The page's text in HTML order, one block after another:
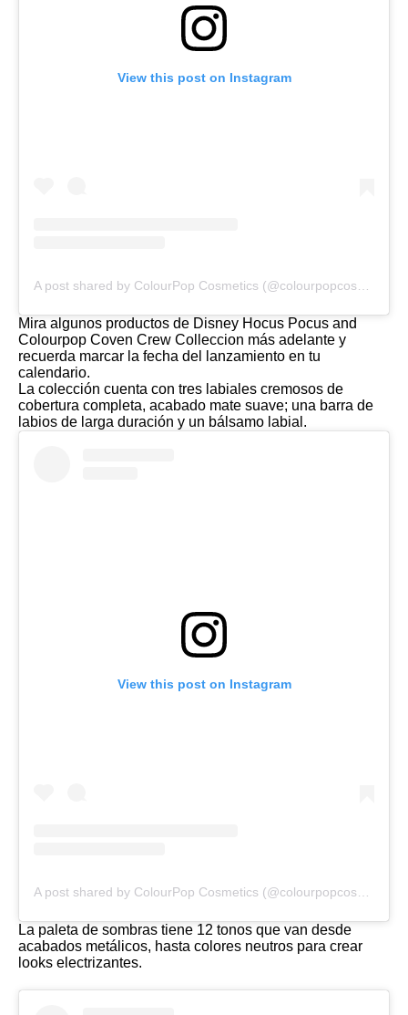
View this post on Instagram
Mira algunos productos de Disney Hocus Pocus and
Colourpop Coven Crew Colleccion más adelante y
recuerda marcar la fecha del lanzamiento en tu
calendario.
La colección cuenta con tres labiales cremosos de
cobertura completa, acabado mate suave; una barra de
labios de larga duración y un bálsamo labial.
View this post on Instagram
La paleta de sombras tiene 12 tonos que van desde
acabados metálicos, hasta colores neutros para crear
looks electrizantes.